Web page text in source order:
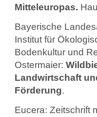
Mitteleuropas.
Bayerische
Institut für
Bodenkultur und
Ostermaier:
Landwirtschaft
Förderung.
Eucera: Zeitschrift